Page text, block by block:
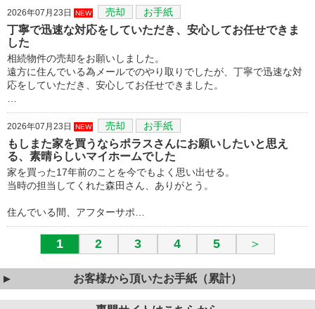
2026年07月23日 NEW 売却 お手紙
丁寧で迅速な対応をしていただき、安心してお任せできま
した
相続物件の売却をお願いしました。
遠方に住んでいる為メールでのやり取りでしたが、丁寧で迅速な対
応をしていただき、安心してお任せできました。
2026年07月23日 NEW 売却 お手紙
もしまた家を買うならポラスさんにお願いしたいと思え
る、素晴らしいマイホームでした
家を買った17年前のことを今でもよく思い出せる。
当時の担当してくれた森田さん、ありがとう。
住んでいる間、アフターサポ…
1 2 3 4 5 ＞
お客様から頂いたお手紙（累計）